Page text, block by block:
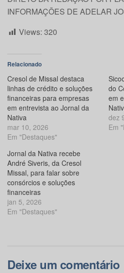
INFORMAÇÕES DE ADELAR
Views: 320
Relacionado
Cresol de Missal destaca
linhas de crédito e soluções
financeiras para empresas
em entrevista ao Jornal da
Nativa
mar 10, 2026
Em "Destaques"
do
em
dez
Em
Jornal da Nativa recebe
André Siveris, da Cresol
Missal, para falar sobre
consórcios e soluções
financeiras
jan 5, 2026
Em "Destaques"
Deixe um comentário